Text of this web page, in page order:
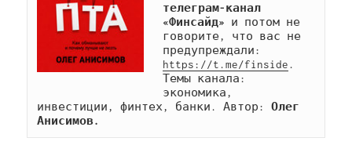
телеграм-канал
«Финсайд» и потом не
говорите, что вас не
https://t.me/finside .
Темы канала:
экономика,
инвестиции, финтех, банки. Автор: Олег
Анисимов.